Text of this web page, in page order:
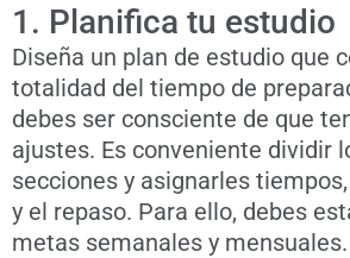
1. Planifica tu estudio
Diseña un plan de estudio que
totalidad del tiempo de
debes ser consciente de que
ajustes. Es conveniente dividir
secciones y asignarles
y el repaso. Para ello, debes
metas semanales y mensuales.